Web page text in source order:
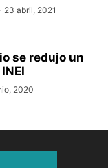
23 abril, 2021
se redujo un
2020